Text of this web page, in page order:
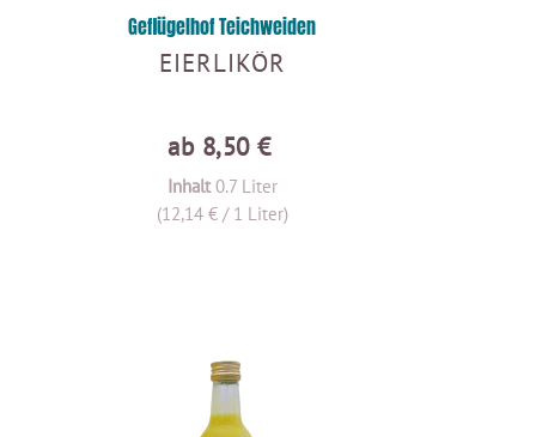
Geflügelhof Teichweiden
EIERLIKÖR
ab 8,50 €
Inhalt0.7 Liter
(12,14 € / 1 Liter)